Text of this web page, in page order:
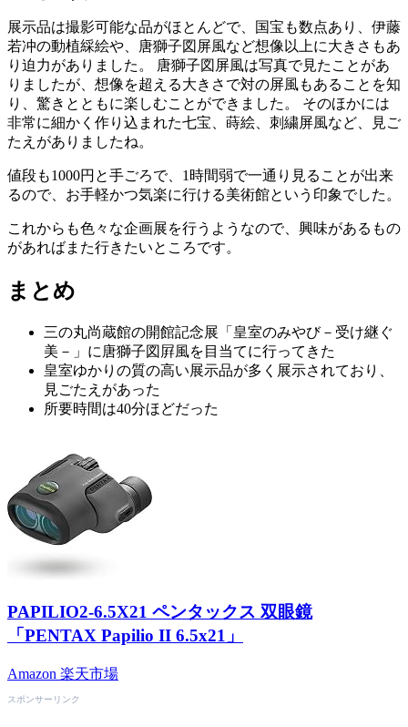
展示品は撮影可能な品がほとんどで、国宝も数点あり、伊藤
若冲の動植綵絵や、唐獅子図屏風など想像以上に大きさもあ
り迫力がありました。 唐獅子図屏風は写真で見たことがあ
りましたが、想像を超える大きさで対の屏風もあることを知
り、驚きとともに楽しむことができました。 そのほかには
非常に細かく作り込まれた七宝、蒔絵、刺繍屏風など、見ご
たえがありましたね。
値段も1000円と手ごろで、1時間弱で一通り見ることが出来
るので、お手軽かつ気楽に行ける美術館という印象でした。
これからも色々な企画展を行うようなので、興味があるもの
があればまた行きたいところです。
まとめ
三の丸尚蔵館の開館記念展「皇室のみやび－受け継ぐ
美－」に唐獅子図屛風を目当てに行ってきた
皇室ゆかりの質の高い展示品が多く展示されており、
見ごたえがあった
所要時間は40分ほどだった
PAPILIO2-6.5X21 ペンタックス 双眼鏡
「PENTAX Papilio II 6.5x21」
Amazon 楽天市場
スポンサーリンク